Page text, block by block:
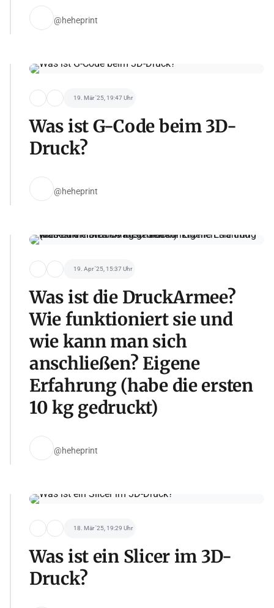
@heheprint
19. Mär '25, 19:47 Uhr
Was ist G-Code beim 3D-
Druck?
@heheprint
19. Apr '25, 15:37 Uhr
Was ist die DruckArmee?
Wie funktioniert sie und
wie kann man sich
anschließen? Eigene
Erfahrung (habe die ersten
10 kg gedruckt)
@heheprint
18. Mär '25, 19:29 Uhr
Was ist ein Slicer im 3D-
Druck?